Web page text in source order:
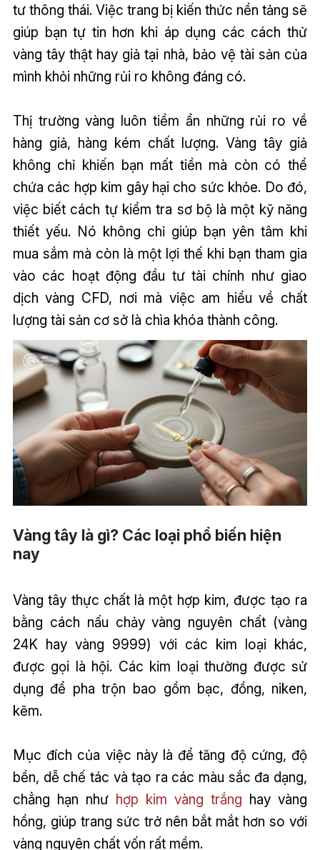
tư thông thái. Việc trang bị kiến thức nền tảng sẽ
giúp bạn tự tin hơn khi áp dụng các cách thử
vàng tây thật hay giả tại nhà, bảo vệ tài sản của
mình khỏi những rủi ro không đáng có.
Thị trường vàng luôn tiềm ẩn những rủi ro về
hàng giả, hàng kém chất lượng. Vàng tây giả
không chỉ khiến bạn mất tiền mà còn có thể
chứa các hợp kim gây hại cho sức khỏe. Do đó,
việc biết cách tự kiểm tra sơ bộ là một kỹ năng
thiết yếu. Nó không chỉ giúp bạn yên tâm khi
mua sắm mà còn là một lợi thế khi bạn tham gia
vào các hoạt động đầu tư tài chính như giao
dịch vàng CFD, nơi mà việc am hiểu về chất
lượng tài sản cơ sở là chìa khóa thành công.
Vàng tây là gì? Các loại phổ biến hiện
nay
Vàng tây thực chất là một hợp kim, được tạo ra
bằng cách nấu chảy vàng nguyên chất (vàng
24K hay vàng 9999) với các kim loại khác,
được gọi là hội. Các kim loại thường được sử
dụng để pha trộn bao gồm bạc, đồng, niken,
kẽm.
Mục đích của việc này là để tăng độ cứng, độ
bền, dễ chế tác và tạo ra các màu sắc đa dạng,
chẳng hạn như hợp kim vàng trắng hay vàng
hồng, giúp trang sức trở nên bắt mắt hơn so với
vàng nguyên chất vốn rất mềm.